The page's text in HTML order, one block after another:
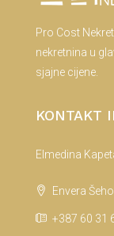
Pro Cost
nekretnina u
sjajne cijene.
KONTAKT
Elmedina
Envera
+387 60 31